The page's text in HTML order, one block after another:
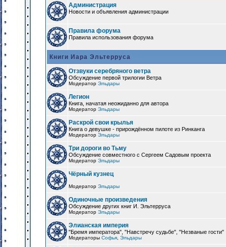
Администрация
Новости и объявления администрации
Правила форума
Правила использования форума
Книги Иара Эльтерруса
Отзвуки серебряного ветра
Обсуждение первой трилогии Ветра
Модератор Эльдары
Легион
Книга, начатая неожиданно для автора
Модератор Эльдары
Раскрой свои крылья
Книга о девушке - прирождённом пилоте из Ринканга
Модератор Эльдары
Три дороги во Тьму
Обсуждение совместного с Сергеем Садовым проекта
Модератор Эльдары
Чёрный кузнец
Модератор Эльдары
Одиночные произведения
Обсуждение других книг И. Эльтерруса
Модератор Эльдары
Элианская империя
"Бремя императора", "Навстречу судьбе", "Незваные гости"
Модераторы Софья Эльдары